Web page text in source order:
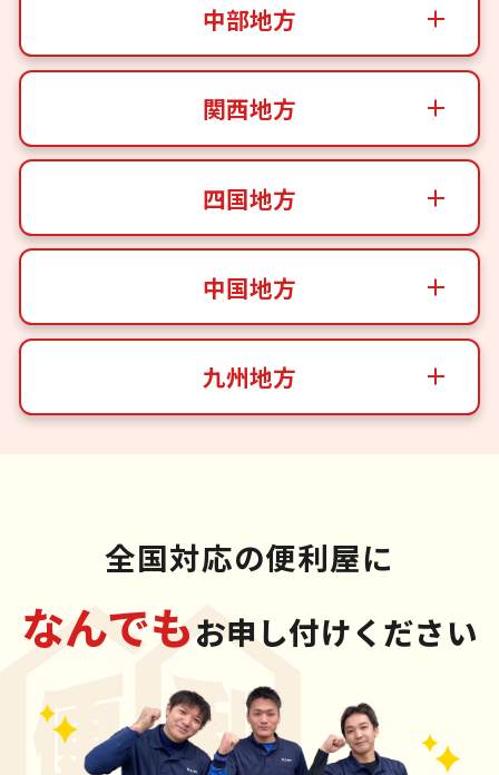
中部地方
関西地方
四国地方
中国地方
九州地方
全国対応の便利屋に
なんでもお申し付けください